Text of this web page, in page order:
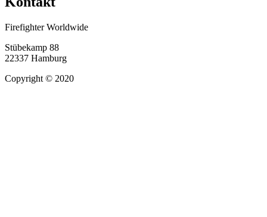
Firefighter Worldwide
Stübekamp 88
22337 Hamburg
Copyright © 2020